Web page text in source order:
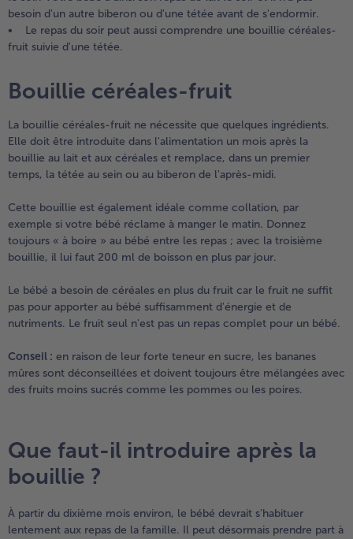
besoin d'un autre biberon ou d'une tétée avant de s'endormir.
• Le repas du soir peut aussi comprendre une bouillie céréales-
fruit suivie d'une tétée.
Bouillie céréales-fruit
La bouillie céréales-fruit ne nécessite que quelques ingrédients.
Elle doit être introduite dans l'alimentation un mois après la
bouillie au lait et aux céréales et remplace, dans un premier
temps, la tétée au sein ou au biberon de l'après-midi.
Cette bouillie est également idéale comme collation, par
exemple si votre bébé réclame à manger le matin. Donnez
toujours « à boire » au bébé entre les repas ; avec la troisième
bouillie, il lui faut 200 ml de boisson en plus par jour.
Le bébé a besoin de céréales en plus du fruit car le fruit ne suffit
pas pour apporter au bébé suffisamment d'énergie et de
nutriments. Le fruit seul n'est pas un repas complet pour un bébé.
Conseil : en raison de leur forte teneur en sucre, les bananes
mûres sont déconseillées et doivent toujours être mélangées avec
des fruits moins sucrés comme les pommes ou les poires.
Que faut-il introduire après la
bouillie ?
À partir du dixième mois environ, le bébé devrait s'habituer
lentement aux repas de la famille. Il peut désormais prendre part à